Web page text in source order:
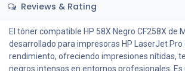
Reviews & Rating
El tóner compatible HP 58X Negro CF258X de
desarrollado para impresoras HP LaserJet Pro
rendimiento, ofreciendo impresiones nítidas,
negros intensos en entornos profesionales. Es